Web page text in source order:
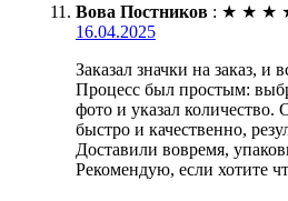
Вова Постников : ★ ★ ★
16.04.2025
Заказал значки на заказ, и
Процесс был простым:
фото и указал количество.
быстро и качественно,
Доставили вовремя,
Рекомендую, если хотите